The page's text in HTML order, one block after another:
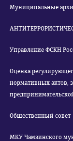
Муниципальные
Управление ФСКН
Оценка
нормативных актов,
Общественный совет
МКУ Чамзинского